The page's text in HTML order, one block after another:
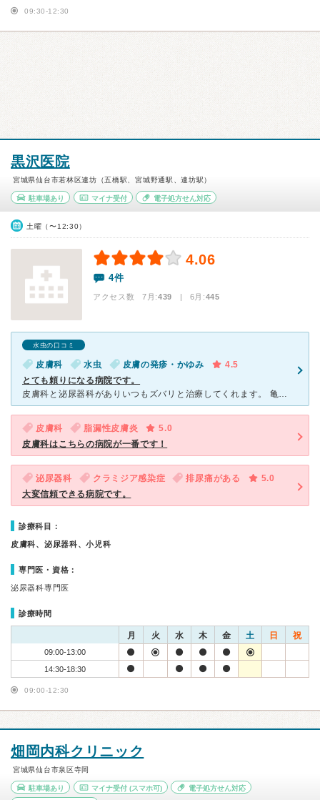
09:30-12:30
黒沢医院
宮城県仙台市若林区連坊（五橋駅、宮城野通駅、連坊駅）
駐車場あり マイナ受付 電子処方せん対応
土曜（〜12:30）
4.06
4件
アクセス数 7月:439 | 6月:445
水虫の口コミ
皮膚科 水虫 皮膚の発疹・かゆみ
4.5
とても頼りになる病院です。
皮膚科と泌尿器科がありいつもズバリと治療してくれます。 亀頭包皮炎から水虫まで、いつも親身に対応してくれます。 病院の外観は古いのではじめて行った時は少し不安になりましたが 先生の診断は間違いな
皮膚科 脂漏性皮膚炎
5.0
皮膚科はこちらの病院が一番です！
泌尿器科 クラミジア感染症 排尿痛がある
5.0
大変信頼できる病院です。
診療科目：
皮膚科、泌尿器科、小児科
専門医・資格：
泌尿器科専門医
診療時間
月 火 水 木 金 土 日 祝
09:00-13:00
14:30-18:30
09:00-12:30
畑岡内科クリニック
宮城県仙台市泉区寺岡
駐車場あり マイナ受付(スマホ可) 電子処方せん対応